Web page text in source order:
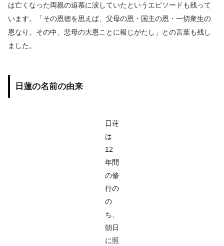
は亡くなった両親の追慕に涙していたというエピソードも残って
います。「その恩徳を思えば、父母の恩・国主の恩・一切衆生の
恩なり。その中、悲母の大恩ことに報じがたし」との言葉も残し
ました。
日蓮の名前の由来
日蓮
は
12
年間
の修
行の
の
ち、
朝日
に照